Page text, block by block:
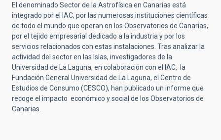
El denominado Sector de la Astrofísica en Canarias está
integrado por el IAC, por las numerosas instituciones científicas
de todo el mundo que operan en los Observatorios de Canarias,
por el tejido empresarial dedicado a la industria y por los
servicios relacionados con estas instalaciones. Tras analizar la
actividad del sector en las Islas, investigadores de la
Universidad de La Laguna, en colaboración con el IAC, la
Fundación General Universidad de La Laguna, el Centro de
Estudios de Consumo (CESCO), han publicado un informe que
recoge el impacto económico y social de los Observatorios de
Canarias.